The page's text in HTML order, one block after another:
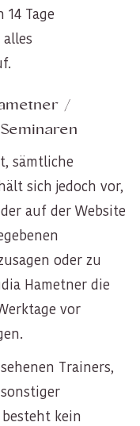
Tage
.
/
sämtliche
sich jedoch vor,
auf der Website
oder zu
Hametner die
vor
Trainers,
kein